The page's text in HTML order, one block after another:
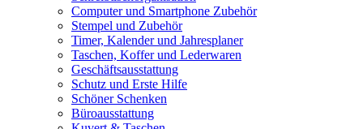
Computer und Smartphone Zubehör
Stempel und Zubehör
Timer, Kalender und Jahresplaner
Taschen, Koffer und Lederwaren
Geschäftsausstattung
Schutz und Erste Hilfe
Schöner Schenken
Büroausstattung